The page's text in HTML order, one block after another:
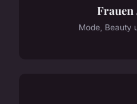
Frauen
Mode, Beauty